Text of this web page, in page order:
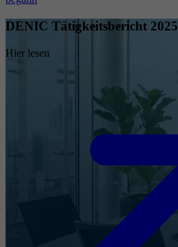
DENIC Tätigkeitsbericht 2025
Hier lesen